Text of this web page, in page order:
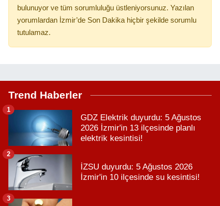
bulunuyor ve tüm sorumluluğu üstleniyorsunuz. Yazılan
yorumlardan İzmir’de Son Dakika hiçbir şekilde sorumlu
tutulamaz.
Trend Haberler
GDZ Elektrik duyurdu: 5 Ağustos
2026 İzmir'in 13 ilçesinde planlı
elektrik kesintisi!
1
İZSU duyurdu: 5 Ağustos 2026
İzmir'in 10 ilçesinde su kesintisi!
2
3